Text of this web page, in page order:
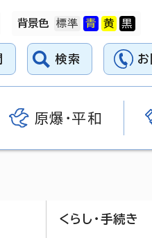
背景色
検索
原爆・平和
くらし・手続き